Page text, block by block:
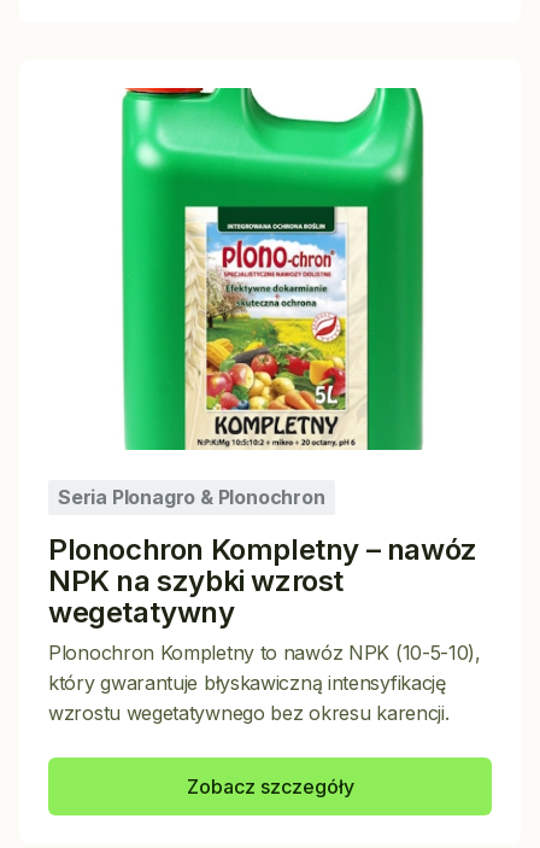
Seria Plonagro & Plonochron
Plonochron Kompletny – nawóz
NPK na szybki wzrost
wegetatywny
Plonochron Kompletny to nawóz NPK (10-5-10),
który gwarantuje błyskawiczną intensyfikację
wzrostu wegetatywnego bez okresu karencji.
Zobacz szczegóły